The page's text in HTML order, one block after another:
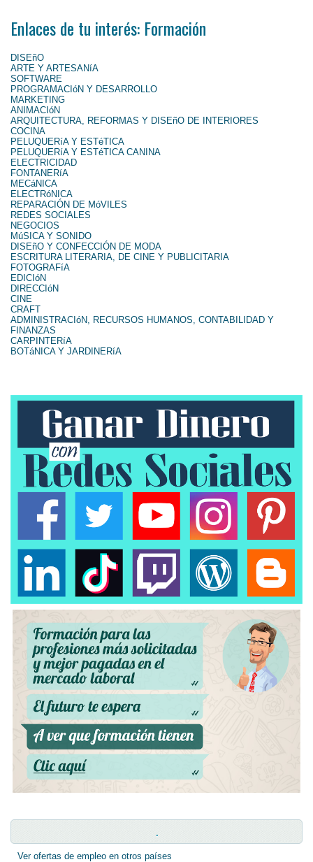
Enlaces de tu interés: Formación
DISEñO
ARTE Y ARTESANíA
SOFTWARE
PROGRAMACIóN Y DESARROLLO
MARKETING
ANIMACIóN
ARQUITECTURA, REFORMAS Y DISEñO DE INTERIORES
COCINA
PELUQUERíA Y ESTéTICA
PELUQUERíA Y ESTéTICA CANINA
ELECTRICIDAD
FONTANERíA
MECáNICA
ELECTRóNICA
REPARACIÓN DE MóVILES
REDES SOCIALES
NEGOCIOS
MúSICA Y SONIDO
DISEñO Y CONFECCIÓN DE MODA
ESCRITURA LITERARIA, DE CINE Y PUBLICITARIA
FOTOGRAFíA
EDICIóN
DIRECCIóN
CINE
CRAFT
ADMINISTRACIóN, RECURSOS HUMANOS, CONTABILIDAD Y
FINANZAS
CARPINTERíA
BOTáNICA Y JARDINERíA
.
Ver ofertas de empleo en otros países